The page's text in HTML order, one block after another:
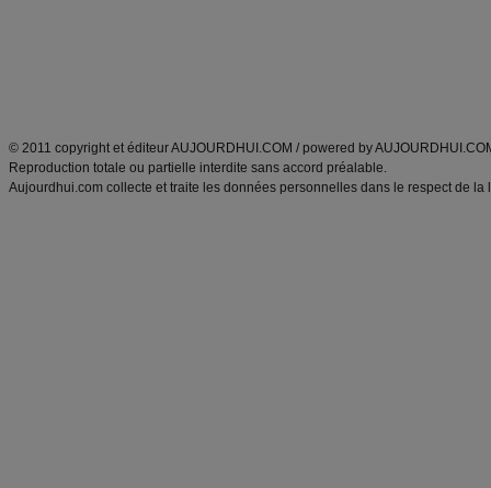
© 2011 copyright et éditeur AUJOURDHUI.COM / powered by
Reproduction totale ou partielle interdite sans accord préalable.
Aujourdhui.com collecte et traite les données personnelles dans le respect de